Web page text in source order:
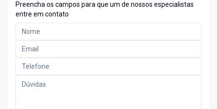
Preencha os campos para que um de nossos especialistas
entre em contato